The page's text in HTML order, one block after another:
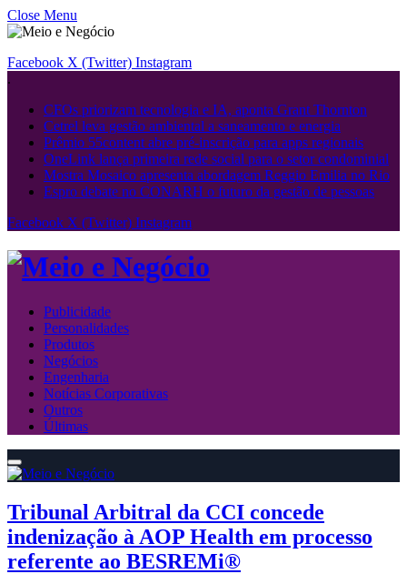
Close Menu
Facebook X (Twitter) Instagram
.
CFOs priorizam tecnologia e IA, aponta Grant Thornton
Cetrel leva gestão ambiental a saneamento e energia
Prêmio 55content abre pré-inscrição para apps regionais
OneLink lança primeira rede social para o setor condominial
Mostra Mosaico apresenta abordagem Reggio Emilia no Rio
Espro debate no CONARH o futuro da gestão de pessoas
Facebook X (Twitter) Instagram
Publicidade
Personalidades
Produtos
Negócios
Engenharia
Notícias Corporativas
Outros
Últimas
Tribunal Arbitral da CCI concede
indenização à AOP Health em processo
referente ao BESREMi®